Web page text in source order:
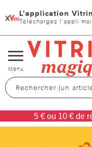
x L’application
Téléchargez l’appli
Changer
de
navigation
Menu
5 € ou 10 € de